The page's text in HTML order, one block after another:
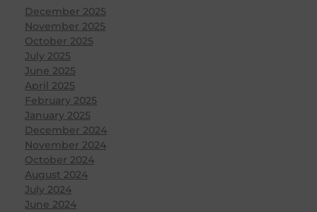
December 2025
November 2025
October 2025
July 2025
June 2025
April 2025
February 2025
January 2025
December 2024
November 2024
October 2024
August 2024
July 2024
June 2024